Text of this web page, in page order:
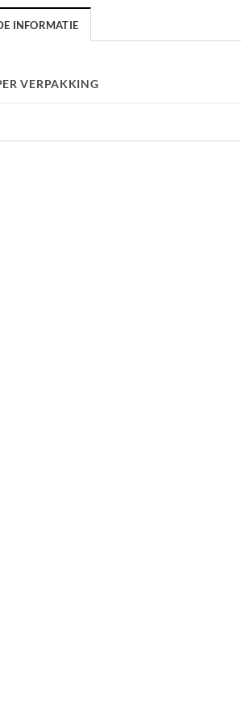
INFORMATIE
VERPAKKING